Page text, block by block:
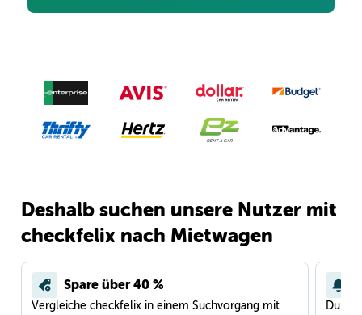
Deshalb suchen unsere Nutzer mit
checkfelix nach Mietwagen
Spare über 40 %
Vergleiche checkfelix in einem Suchvorgang mit
Du